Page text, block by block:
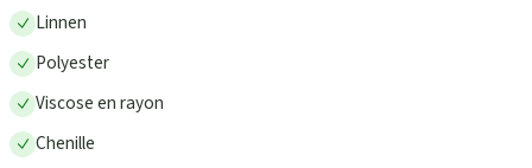
Linnen
Polyester
Viscose en rayon
Chenille